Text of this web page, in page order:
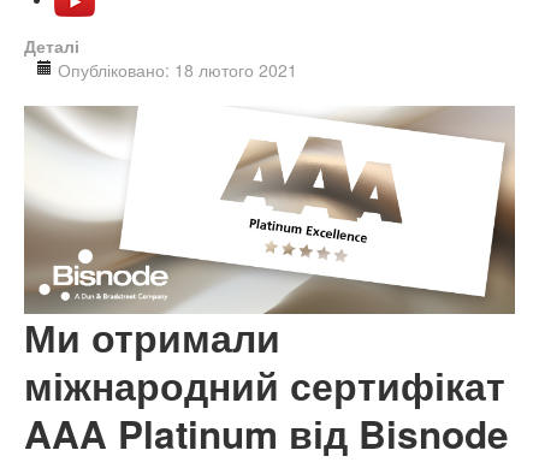
Деталі
Опубліковано: 18 лютого 2021
Ми отримали
міжнародний сертифікат
AAA Platinum від Bisnode